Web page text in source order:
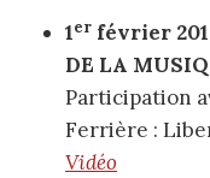
1er février
DE LA
Participation
Ferrière :
Vidéo